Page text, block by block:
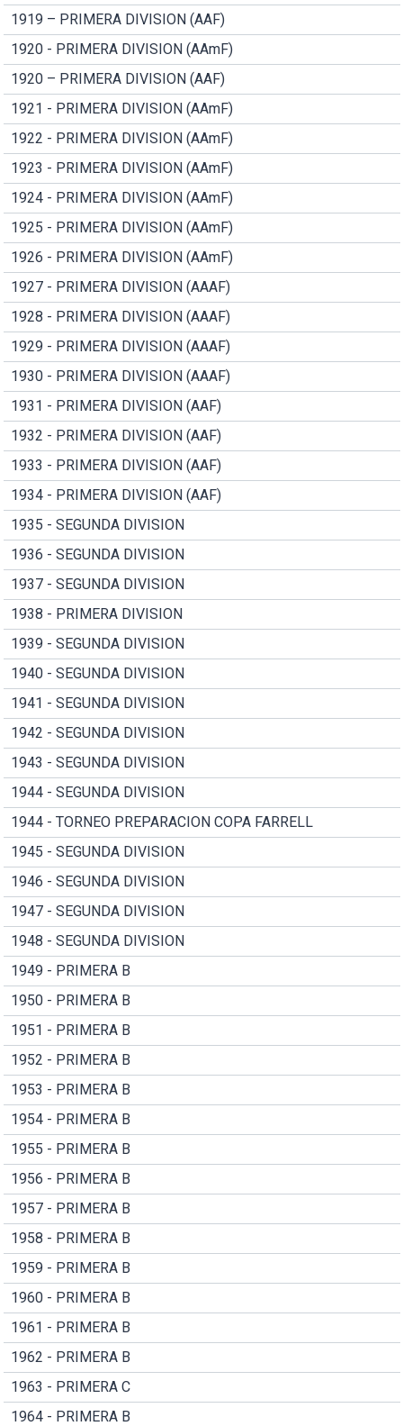
1919 – PRIMERA DIVISION (AAF)
1920 - PRIMERA DIVISION (AAmF)
1920 – PRIMERA DIVISION (AAF)
1921 - PRIMERA DIVISION (AAmF)
1922 - PRIMERA DIVISION (AAmF)
1923 - PRIMERA DIVISION (AAmF)
1924 - PRIMERA DIVISION (AAmF)
1925 - PRIMERA DIVISION (AAmF)
1926 - PRIMERA DIVISION (AAmF)
1927 - PRIMERA DIVISION (AAAF)
1928 - PRIMERA DIVISION (AAAF)
1929 - PRIMERA DIVISION (AAAF)
1930 - PRIMERA DIVISION (AAAF)
1931 - PRIMERA DIVISION (AAF)
1932 - PRIMERA DIVISION (AAF)
1933 - PRIMERA DIVISION (AAF)
1934 - PRIMERA DIVISION (AAF)
1935 - SEGUNDA DIVISION
1936 - SEGUNDA DIVISION
1937 - SEGUNDA DIVISION
1938 - PRIMERA DIVISION
1939 - SEGUNDA DIVISION
1940 - SEGUNDA DIVISION
1941 - SEGUNDA DIVISION
1942 - SEGUNDA DIVISION
1943 - SEGUNDA DIVISION
1944 - SEGUNDA DIVISION
1944 - TORNEO PREPARACION COPA FARRELL
1945 - SEGUNDA DIVISION
1946 - SEGUNDA DIVISION
1947 - SEGUNDA DIVISION
1948 - SEGUNDA DIVISION
1949 - PRIMERA B
1950 - PRIMERA B
1951 - PRIMERA B
1952 - PRIMERA B
1953 - PRIMERA B
1954 - PRIMERA B
1955 - PRIMERA B
1956 - PRIMERA B
1957 - PRIMERA B
1958 - PRIMERA B
1959 - PRIMERA B
1960 - PRIMERA B
1961 - PRIMERA B
1962 - PRIMERA B
1963 - PRIMERA C
1964 - PRIMERA B